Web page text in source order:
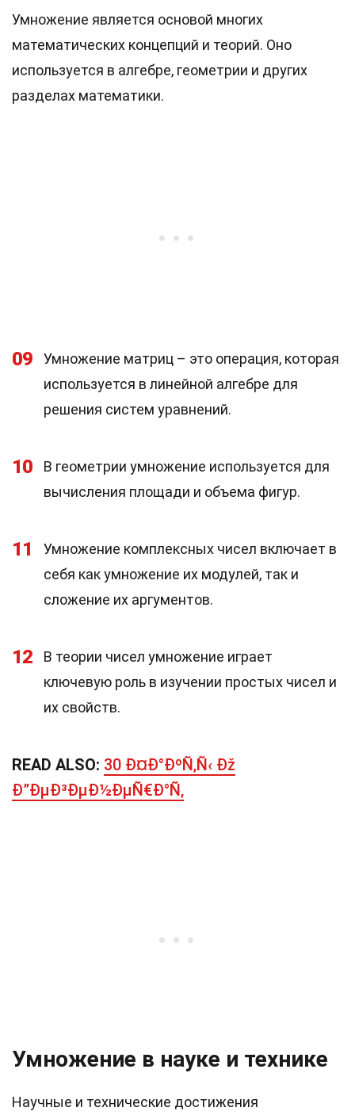
Умножение является основой многих
математических концепций и теорий. Оно
используется в алгебре, геометрии и других
разделах математики.
09
Умножение матриц – это операция, которая
используется в линейной алгебре для
решения систем уравнений.
10
В геометрии умножение используется для
вычисления площади и объема фигур.
11
Умножение комплексных чисел включает в
себя как умножение их модулей, так и
сложение их аргументов.
12
В теории чисел умножение играет
ключевую роль в изучении простых чисел и
их свойств.
READ ALSO: 30 Ð¤Ð°ÐºÑ‚Ñ‹ Ðž
Ð”ÐµÐ³ÐµÐ½ÐµÑ€Ð°Ñ‚
Умножение в науке и технике
Научные и технические достижения